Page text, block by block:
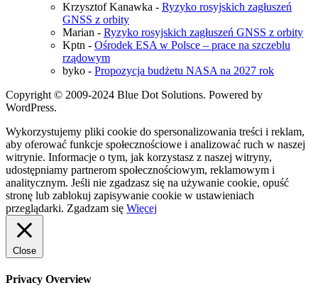
Krzysztof Kanawka - Ryzyko rosyjskich zagłuszeń
GNSS z orbity
Marian - Ryzyko rosyjskich zagłuszeń GNSS z orbity
Kptn - Ośrodek ESA w Polsce – prace na szczeblu
rządowym
byko - Propozycja budżetu NASA na 2027 rok
Copyright © 2009-2024 Blue Dot Solutions. Powered by
WordPress.
Wykorzystujemy pliki cookie do spersonalizowania treści i reklam,
aby oferować funkcje społecznościowe i analizować ruch w naszej
witrynie. Informacje o tym, jak korzystasz z naszej witryny,
udostępniamy partnerom społecznościowym, reklamowym i
analitycznym. Jeśli nie zgadzasz się na używanie cookie, opuść
stronę lub zablokuj zapisywanie cookie w ustawieniach
przeglądarki. Zgadzam się Więcej
Close
Privacy Overview